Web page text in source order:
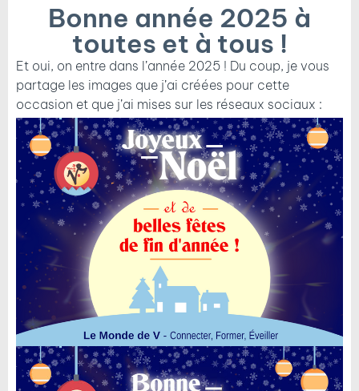
Bonne année 2025 à
toutes et à tous !
Et oui, on entre dans l’année 2025 ! Du coup, je vous
partage les images que j’ai créées pour cette
occasion et que j’ai mises sur les réseaux sociaux :